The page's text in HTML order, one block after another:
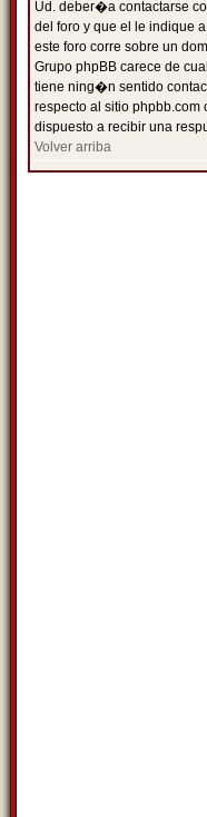
Ud. deber�a contactarse
del foro y que el le indique
este foro corre sobre un
Grupo phpBB carece de
tiene ning�n sentido
respecto al sitio
dispuesto a recibir una
Volver arriba